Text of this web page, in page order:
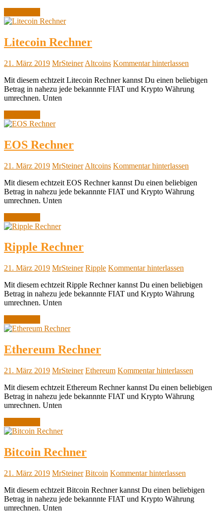
Litecoin Rechner
21. März 2019 MrSteiner Altcoins Kommentar hinterlassen
Mit diesem echtzeit Litecoin Rechner kannst Du einen beliebigen
Betrag in nahezu jede bekannnte FIAT und Krypto Währung
umrechnen. Unten
EOS Rechner
21. März 2019 MrSteiner Altcoins Kommentar hinterlassen
Mit diesem echtzeit EOS Rechner kannst Du einen beliebigen
Betrag in nahezu jede bekannnte FIAT und Krypto Währung
umrechnen. Unten
Ripple Rechner
21. März 2019 MrSteiner Ripple Kommentar hinterlassen
Mit diesem echtzeit Ripple Rechner kannst Du einen beliebigen
Betrag in nahezu jede bekannnte FIAT und Krypto Währung
umrechnen. Unten
Ethereum Rechner
21. März 2019 MrSteiner Ethereum Kommentar hinterlassen
Mit diesem echtzeit Ethereum Rechner kannst Du einen beliebigen
Betrag in nahezu jede bekannnte FIAT und Krypto Währung
umrechnen. Unten
Bitcoin Rechner
21. März 2019 MrSteiner Bitcoin Kommentar hinterlassen
Mit diesem echtzeit Bitcoin Rechner kannst Du einen beliebigen
Betrag in nahezu jede bekannnte FIAT und Krypto Währung
umrechnen. Unten